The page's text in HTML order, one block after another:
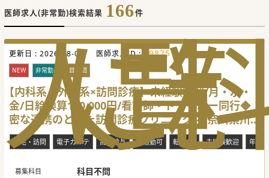
人
に
覧
医師求人(非常勤)検索結果 166件
更新日 : 2026-08-07 医師求人ID : 698751
NEW 非常勤 科目不問
【内科系・外科系×訪問診療】未経験歓迎/月・水・
金/日給換算100,000円/看護師・ドライバー同行◆
密な連携のとれた訪問診療クリニック[神奈川県川
崎市中原区]
在宅・訪問 電子カルテ 高額給与 車通勤可 転科OK 未経験歓迎 年齢
募集科目 科目不問